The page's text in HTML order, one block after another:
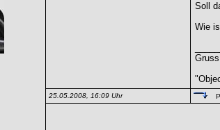
Soll
Wie
25.05.2008, 16:09 Uhr